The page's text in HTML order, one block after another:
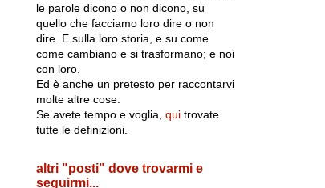
le parole dicono o non dicono, su
quello che facciamo loro dire o non
dire. E sulla loro storia, e su come
come cambiano e si trasformano; e noi
con loro.
Ed è anche un pretesto per raccontarvi
molte altre cose.
Se avete tempo e voglia, quitrovate
tutte le definizioni.
altri "posti" dove trovarmi e
seguirmi...